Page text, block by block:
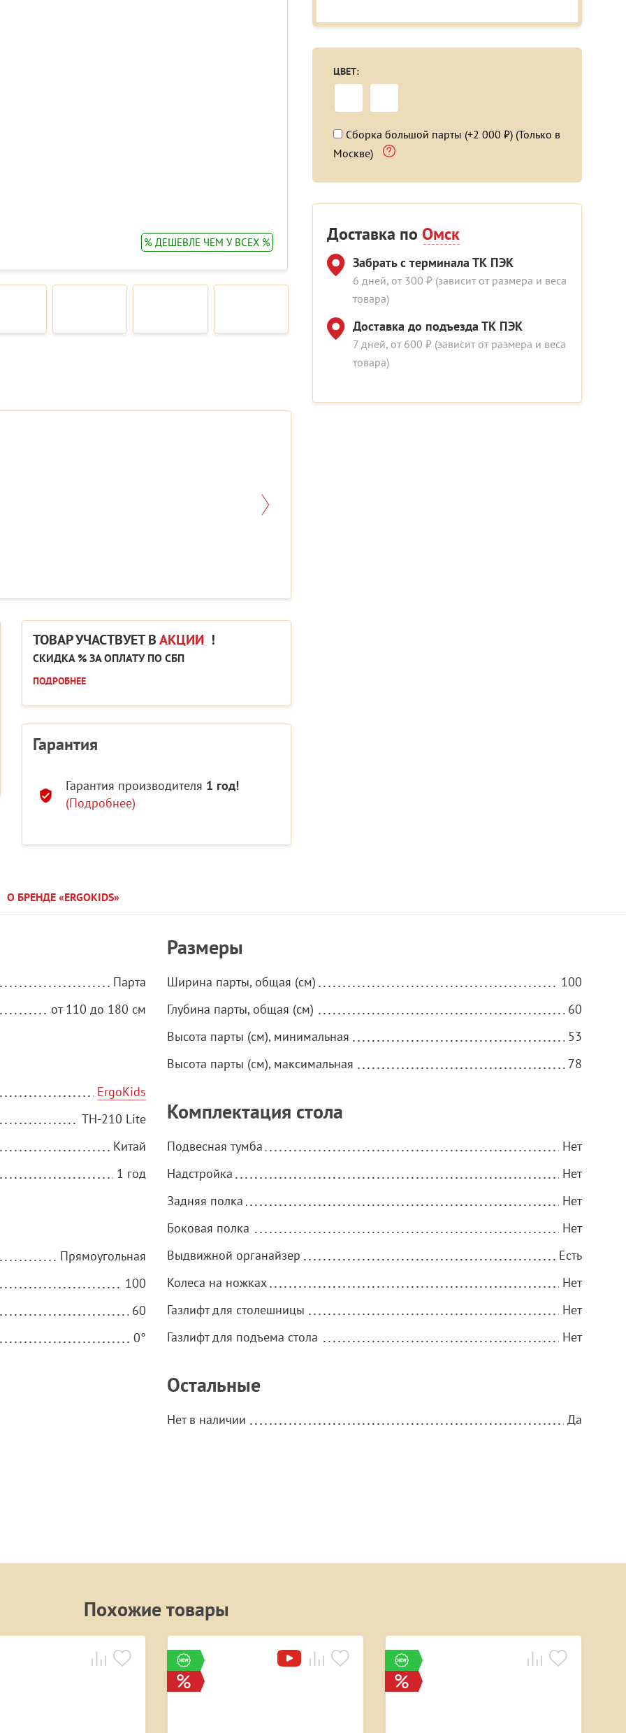
% ДЕШЕВЛЕ ЧЕМ У ВСЕХ %
ТОВАР УЧАСТВУЕТ ВАКЦИИ !
СКИДКА % ЗА ОПЛАТУ ПО СБП
ПОДРОБНЕЕ
Гарантия
Гарантия производителя 1 год!
(Подробнее)
ЦВЕТ:
Сборка большой парты (+2 000 ₽) (Только в
Москве)
Доставка по Омск
Забрать с терминала ТК ПЭК
6 дней, от 300 ₽ (зависит от размера и веса
товара)
Доставка до подъезда ТК ПЭК
7 дней, от 600 ₽ (зависит от размера и веса
товара)
О БРЕНДЕ «ERGOKIDS»
Парта
от 110 до 180 см
ErgoKids
TH-210 Lite
Китай
1 год
Прямоугольная
100
60
0°
Размеры
Ширина парты, общая (см)
100
Глубина парты, общая (см)
60
Высота парты (см), минимальная
53
Высота парты (см), максимальная
78
Комплектация стола
Подвесная тумба
Нет
Надстройка
Нет
Задняя полка
Нет
Боковая полка
Нет
Выдвижной органайзер
Есть
Колеса на ножках
Нет
Газлифт для столешницы
Нет
Газлифт для подъема стола
Нет
Остальные
Нет в наличии Да
Похожие товары